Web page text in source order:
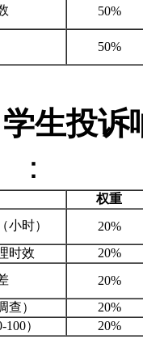
50%
50%
生投
：
权重
小时）
20%
时效
20%
20%
查）
20%
100） 20%